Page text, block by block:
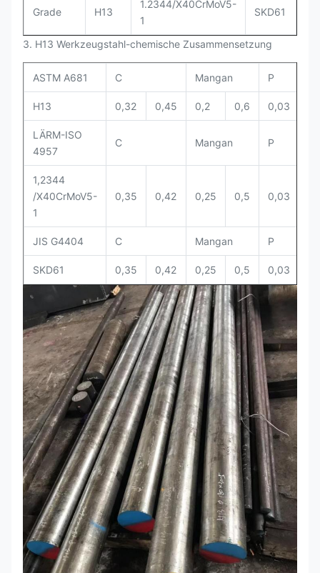
Grade H13
1.2344/X40CrMoV5-
1
SKD61
3. H13 Werkzeugstahl-chemische Zusammensetzung
ASTM A681 C Mangan P
H13 0,32 0,45 0,2 0,6 0,03
LÄRM-ISO
4957
C Mangan P
1,2344
/X40CrMoV5-
1
0,35 0,42 0,25 0,5 0,03
JIS G4404 C Mangan P
SKD61 0,35 0,42 0,25 0,5 0,03